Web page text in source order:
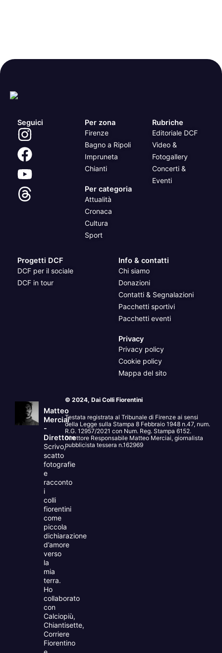
Seguici Per zona
Firenze
Bagno a Ripoli
Impruneta
Chianti
Per categoria
Attualità
Cronaca
Cultura
Sport
Rubriche
Editoriale DCF
Video &
Fotogallery
Concerti &
Eventi
Progetti DCF
DCF per il sociale
DCF in tour
Info & contatti
Chi siamo
Donazioni
Contatti & Segnalazioni
Pacchetti sportivi
Pacchetti eventi
Privacy
Privacy policy
Cookie policy
Mappa del sito
Matteo
Merciai
-
Direttore
Scrivo,
scatto
fotografie
e
racconto
i
colli
fiorentini
come
piccola
dichiarazione
d’amore
verso
la
mia
terra.
Ho
collaborato
con
Calciopiù,
Chiantisette,
Corriere
Fiorentino
© 2024, Dai Colli Fiorentini
Testata registrata al Tribunale di Firenze ai sensi
della Legge sulla Stampa 8 Febbraio 1948 n.47, num.
R.G. 12957/2021 con Num. Reg. Stampa 6152.
Direttore Responsabile Matteo Merciai, giornalista
pubblicista tessera n.162969